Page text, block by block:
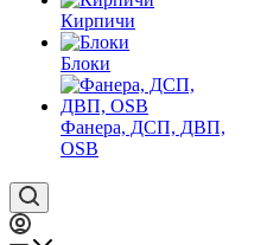
Кирпичи
Блоки
Фанера, ДСП, ДВП,
OSB